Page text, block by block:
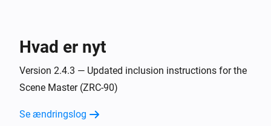
ZXT-120 AC Extender
Batterialarm deaktiverede
ZXT-600 AC Master
Hvad er nyt
Version 2.4.3 — Updated inclusion instructions for the
Scene Master (ZRC-90)
Se ændringslog